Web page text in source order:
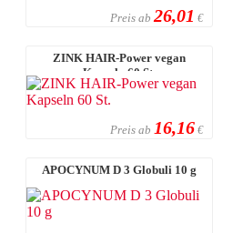
Preis ab 26,01 €
ZINK HAIR-Power vegan
Kapseln 60 St.
Preis ab 16,16 €
APOCYNUM D 3 Globuli 10 g